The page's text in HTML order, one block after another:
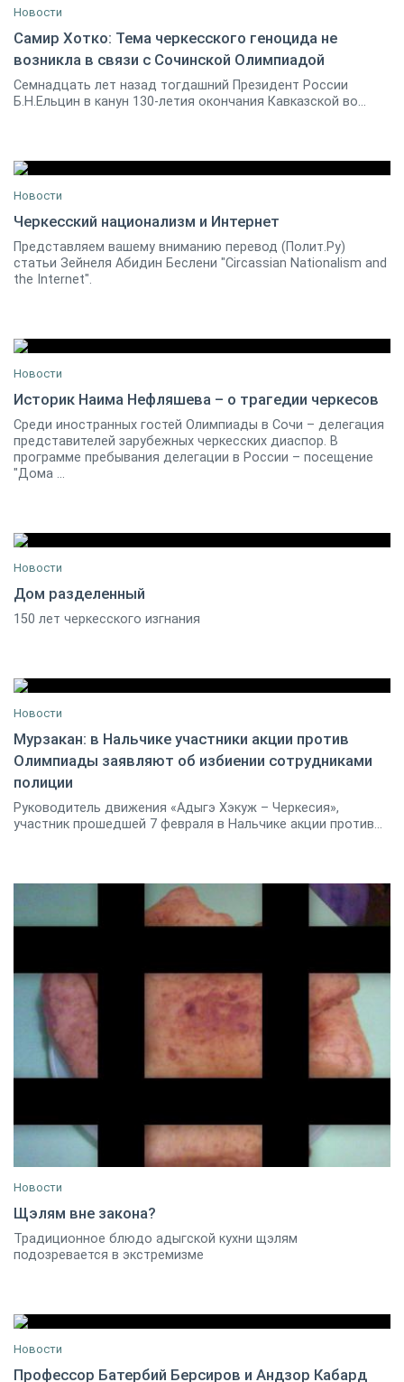
24 мая 2011
Новости
Самир Хотко: Тема черкесского геноцида не
возникла в связи с Сочинской Олимпиадой
Семнадцать лет назад тогдашний Президент России
Б.Н.Ельцин в канун 130-летия окончания Кавказской во...
02 июня 2010
Новости
Черкесский национализм и Интернет
Представляем вашему вниманию перевод (Полит.Ру)
статьи Зейнеля Абидин Беслени "Circassian Nationalism and
the Internet".
06 февраля 2014 2
Новости
Историк Наима Нефляшева – о трагедии черкесов
Cреди иностранных гостей Олимпиады в Сочи – делегация
представителей зарубежных черкесских диаспор. В
программе пребывания делегации в России – посещение
"Дома ...
08 февраля 2014
Новости
Дом разделенный
150 лет черкесского изгнания
09 февраля 2014 24
Новости
Мурзакан: в Нальчике участники акции против
Олимпиады заявляют об избиении сотрудниками
полиции
Руководитель движения «Адыгэ Хэкуж – Черкесия»,
участник прошедшей 7 февраля в Нальчике акции против...
09 февраля 2014
Новости
Щэлям вне закона?
Традиционное блюдо адыгской кухни щэлям
подозревается в экстремизме
Новости
Профессор Батербий Берсиров и Андзор Кабард